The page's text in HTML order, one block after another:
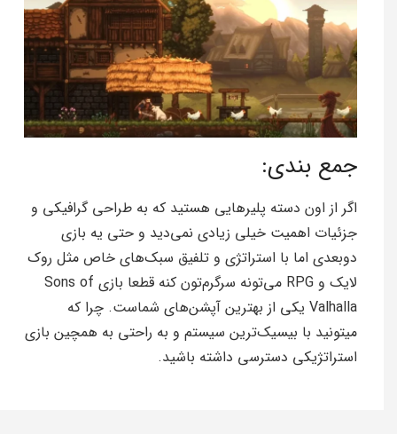
جمع بندی:
اگر از اون دسته پلیرهایی هستید که به طراحی گرافیکی و
جزئیات اهمیت خیلی زیادی نمی‌دید و حتی یه بازی
دوبعدی اما با استراتژی و تلفیق سبک‌های خاص مثل روک
لایک و RPG می‌تونه سرگرم‌تون کنه قطعا بازی Sons of
Valhalla یکی از بهترین آپشن‌های شماست. چرا که
میتونید با بیسیک‌ترین سیستم و به راحتی به همچین بازی
استراتژیکی دسترسی داشته باشید.